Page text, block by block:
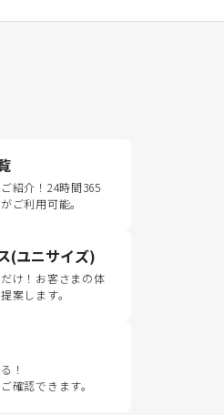
紹介！24時間365
ご利用可能。
(ユニサイズ)
け！お客さまの体
案します。
！
確認できます。